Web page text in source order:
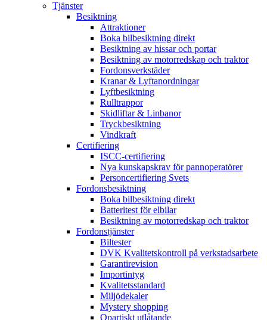
Tjänster
Besiktning
Attraktioner
Boka bilbesiktning direkt
Besiktning av hissar och portar
Besiktning av motorredskap och traktor
Fordonsverkstäder
Kranar & Lyftanordningar
Lyftbesiktning
Rulltrappor
Skidliftar & Linbanor
Tryckbesiktning
Vindkraft
Certifiering
ISCC-certifiering
Nya kunskapskrav för pannoperatörer
Personcertifiering Svets
Fordonsbesiktning
Boka bilbesiktning direkt
Batteritest för elbilar
Besiktning av motorredskap och traktor
Fordonstjänster
Biltester
DVK Kvalitetskontroll på verkstadsarbete
Garantirevision
Importintyg
Kvalitetsstandard
Miljödekaler
Mystery shopping
Opartiskt utlåtande